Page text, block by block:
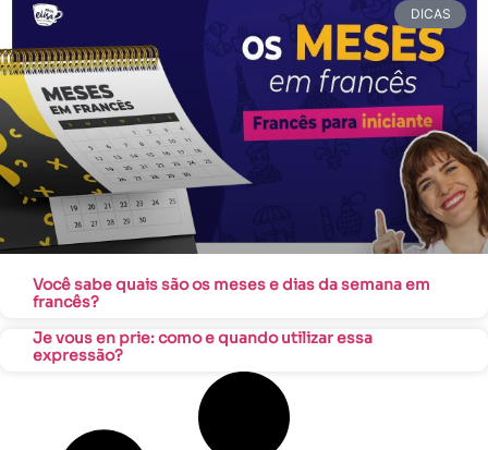
DICAS
Você sabe quais são os meses e dias da semana em
francês?
Je vous en prie: como e quando utilizar essa
expressão?